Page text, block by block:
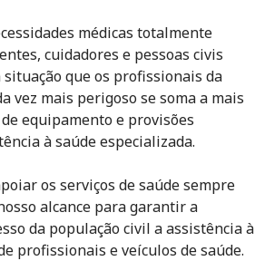
médicas totalmente
cuidadores e pessoas civis
que os profissionais da
vez mais perigoso se soma a mais
equipamento e provisões
à saúde especializada.
os serviços de saúde sempre
alcance para garantir a
da população civil a assistência à
profissionais e veículos de saúde.